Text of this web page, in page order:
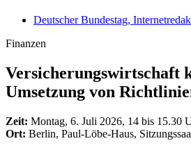
Deutscher Bundestag,
Finanzen
Versicherungswirtschaft
Umsetzung von
Zeit: Montag, 6. Juli 2026, 14 bis 15.30
Ort: Berlin, Paul-Löbe-Haus,